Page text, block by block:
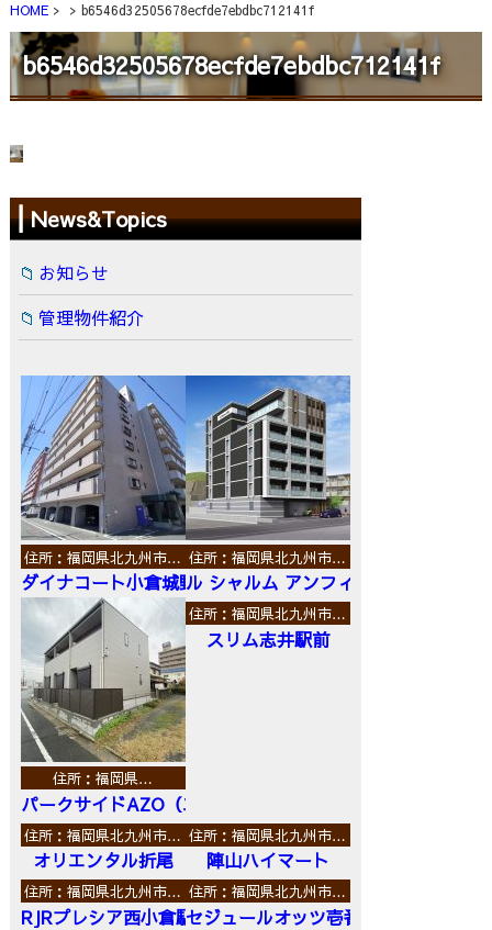
HOME b6546d32505678ecfde7ebdbc712141f
b6546d32505678ecfde7ebdbc712141f
News&Topics
お知らせ
管理物件紹介
住所：福岡県北九州市…
ダイナコート小倉城野
住所：福岡県北九州市…
ル シャルム アンフィニ
住所：福岡県…
パークサイドAZO（エーゼットオー）
住所：福岡県北九州市…
スリム志井駅前
住所：福岡県北九州市…
オリエンタル折尾
住所：福岡県北九州市…
陣山ハイマート
住所：福岡県北九州市…
RJRプレシア西小倉駅前
住所：福岡県北九州市…
セジュールオッツ壱番館